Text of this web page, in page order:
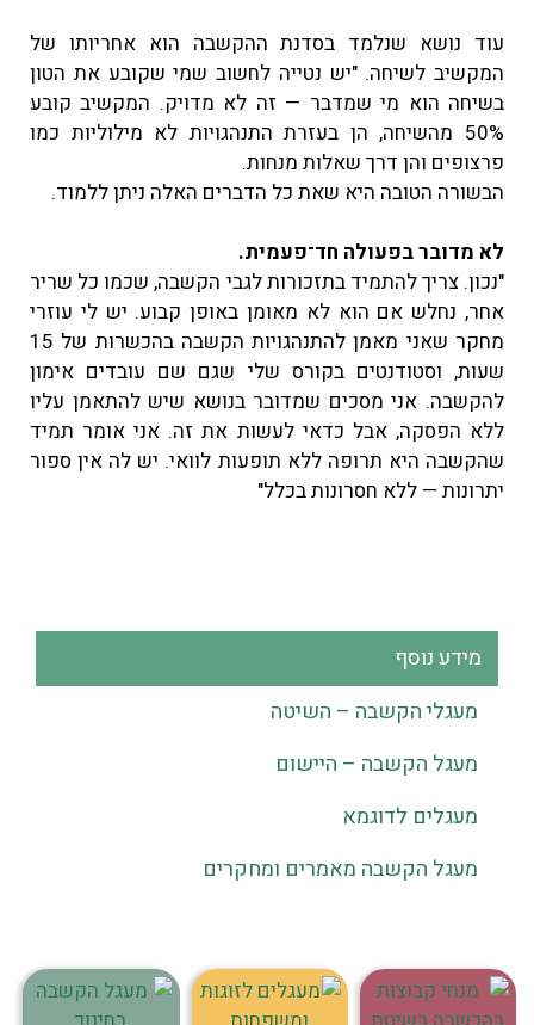
מידע נוסף
מעגלי הקשבה – השיטה
מעגל הקשבה – היישום
מעגלים לדוגמא
מעגל הקשבה מאמרים ומחקרים
עוד נושא שנלמד בסדנת ההקשבה הוא אחריותו של
המקשיב לשיחה. "יש נטייה לחשוב שמי שקובע את הטון
בשיחה הוא מי שמדבר — זה לא מדויק. המקשיב קובע
50% מהשיחה, הן בעזרת התנהגויות לא מילוליות כמו
פרצופים והן דרך שאלות מנחות.
הבשורה הטובה היא שאת כל הדברים האלה ניתן ללמוד.
לא מדובר בפעולה חד־פעמית.
"נכון. צריך להתמיד בתזכורות לגבי הקשבה, שכמו כל שריר
אחר, נחלש אם הוא לא מאומן באופן קבוע. יש לי עוזרי
מחקר שאני מאמן להתנהגויות הקשבה בהכשרות של 15
שעות, וסטודנטים בקורס שלי שגם שם עובדים אימון
להקשבה. אני מסכים שמדובר בנושא שיש להתאמן עליו
ללא הפסקה, אבל כדאי לעשות את זה. אני אומר תמיד
שהקשבה היא תרופה ללא תופעות לוואי. יש לה אין ספור
יתרונות — ללא חסרונות בכלל"